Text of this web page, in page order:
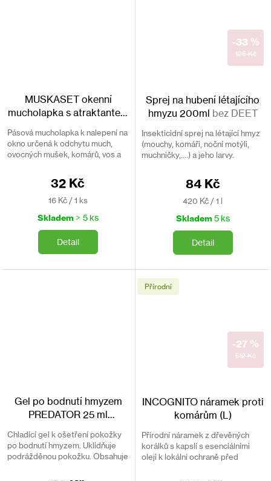
MUSKASET okenní
mucholapka s atraktantem
Pásová mucholapka k nalepení na
okno určená k odchytu much,
ovocných mušek, komárů, vos a
32 Kč
Měrná
16 Kč / 1 ks
Skladem > 5 ks
Detail
126 Kč
-33 %
Sprej na hubení létajícího
hmyzu 200ml bez DEET
Insekticidní sprej na létající hmyz
(mouchy, komáři, noční motýli,
muchničky,....) a jeho larvy.
84 Kč
Měrná
420 Kč / 1 l
Skladem 5 ks
Detail
Gel po bodnutí hmyzem
PREDATOR 25 ml
Chladící gel k ošetření pokožky
po bodnutí hmyzem. Uklidňuje
podrážděnou pokožku. Obsahuje
Přírodní
512 Kč
-27 %
INCOGNITO náramek proti
komárům (L)
Přírodní náramek z dřevěných
korálků s kapslí s esenciálními
oleji k lokální ochraně před